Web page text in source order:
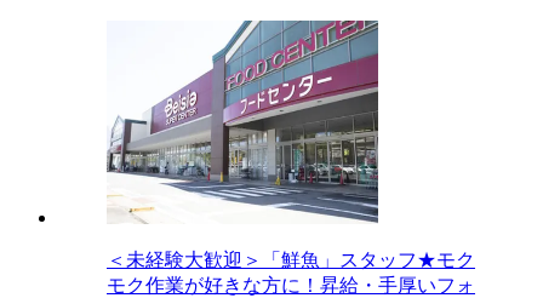
＜未経験大歓迎＞「鮮魚」スタッフ★モク
モク作業が好きな方に！昇給・手厚いフォ